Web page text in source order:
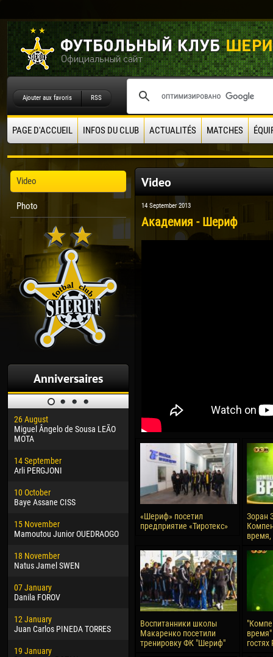
Ajouter aux favoris RSS
PAGE D'ACCUEIL INFOS DU CLUB ACTUALITÉS MATCHES
Video
Photo
Anniversaires
26 August
Miguel Ângelo de Sousa LEÃO
MOTA
14 September
Arli PERGJONI
10 October
Baye Assane CISS
15 November
Mamoutou Junior OUEDRAOGO
18 November
Natus Jamel SWEN
07 January
Danila FOROV
12 January
Juan Carlos PINEDA TORRES
19 January
30 January
Dhoraso Moreo KLAS
24 February
Vladislav COSTIN
02 March
Veaceslav COZMA
09 March
Emmanuel AFETSE
Jayder Moreno ASPRILLA
22 March
Samba KONÉ
26 March
Vitor Hugo Morais de OLIVEIRA
28 March
Raí LOPES DE OLIVEIRA
04
13
15
24
15
17
Video
14 September 2013
Академия - Шериф
«Шериф» посетил
предприятие «Тиротекс»
Зоран
Воспитанники школы
Макаренко посетили
тренировку ФК "Шериф"